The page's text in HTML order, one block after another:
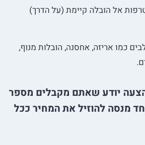
אל הובלה קיימת (על הדרך)
כמו אריזה, אחסנה, הובלות מנוף,
הצעה יודע שאתם מקבלים מספר
מנסה להוזיל את המחיר ככל